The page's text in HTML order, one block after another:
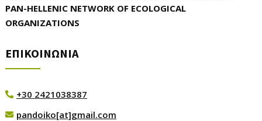
PAN-HELLENIC NETWORK OF ECOLOGICAL
ORGANIZATIONS
ΕΠΙΚΟΙΝΩΝΙΑ
 +30 2421038387
 pandoiko[at]gmail.com